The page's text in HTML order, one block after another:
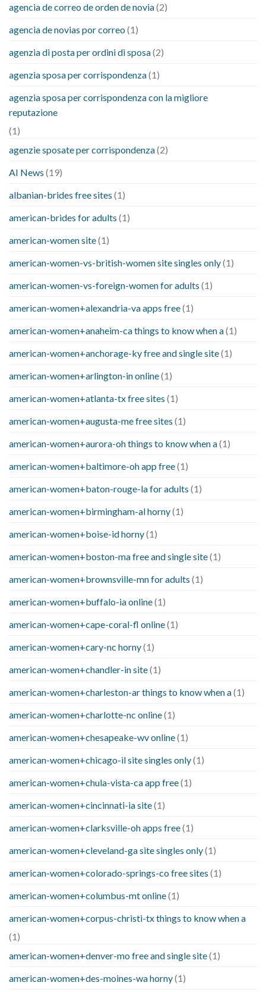
agencia de correo de orden de novia(2)
agencia de novias por correo (1)
agenzia di posta per ordini di sposa(2)
agenzia sposa per corrispondenza(1)
agenzia sposa per corrispondenza con la migliore
reputazione
(1)
agenzie sposate per corrispondenza(2)
AI News (19)
albanian-brides free sites (1)
american-brides for adults (1)
american-women site(1)
american-women-vs-british-women site singles only(1)
american-women-vs-foreign-women for adults (1)
american-women+alexandria-va apps free(1)
american-women+anaheim-ca things to know when a(1)
american-women+anchorage-ky free and single site(1)
american-women+arlington-in online(1)
american-women+atlanta-tx free sites (1)
american-women+augusta-me free sites (1)
american-women+aurora-oh things to know when a(1)
american-women+baltimore-oh app free(1)
american-women+baton-rouge-la for adults (1)
american-women+birmingham-al horny(1)
american-women+boise-id horny(1)
american-women+boston-ma free and single site(1)
american-women+brownsville-mn for adults (1)
american-women+buffalo-ia online(1)
american-women+cape-coral-fl online(1)
american-women+cary-nc horny(1)
american-women+chandler-in site(1)
american-women+charleston-ar things to know when a(1)
american-women+charlotte-nc online(1)
american-women+chesapeake-wv online(1)
american-women+chicago-il site singles only(1)
american-women+chula-vista-ca app free(1)
american-women+cincinnati-ia site(1)
american-women+clarksville-oh apps free(1)
american-women+cleveland-ga site singles only(1)
american-women+colorado-springs-co free sites (1)
american-women+columbus-mt online(1)
american-women+corpus-christi-tx things to know when a
(1)
american-women+denver-mo free and single site(1)
american-women+des-moines-wa horny(1)